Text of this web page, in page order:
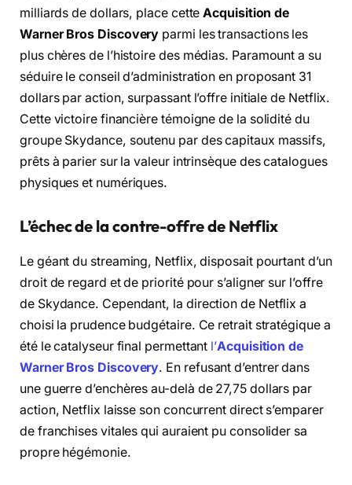
milliards de dollars, place cetteAcquisition de
Warner Bros Discovery parmi les transactions les
plus chères de l’histoire des médias. Paramount a su
séduire le conseil d’administration en proposant 31
dollars par action, surpassant l’offre initiale de Netflix.
Cette victoire financière témoigne de la solidité du
groupe Skydance, soutenu par des capitaux massifs,
prêts à parier sur la valeur intrinsèque des catalogues
physiques et numériques.
L’échec de la contre-offre de Netflix
Le géant du streaming, Netflix, disposait pourtant d’un
droit de regard et de priorité pour s’aligner sur l’offre
de Skydance. Cependant, la direction de Netflix a
choisi la prudence budgétaire. Ce retrait stratégique a
été le catalyseur final permettant l’Acquisition de
Warner Bros Discovery. En refusant d’entrer dans
une guerre d’enchères au-delà de 27,75 dollars par
action, Netflix laisse son concurrent direct s’emparer
de franchises vitales qui auraient pu consolider sa
propre hégémonie.